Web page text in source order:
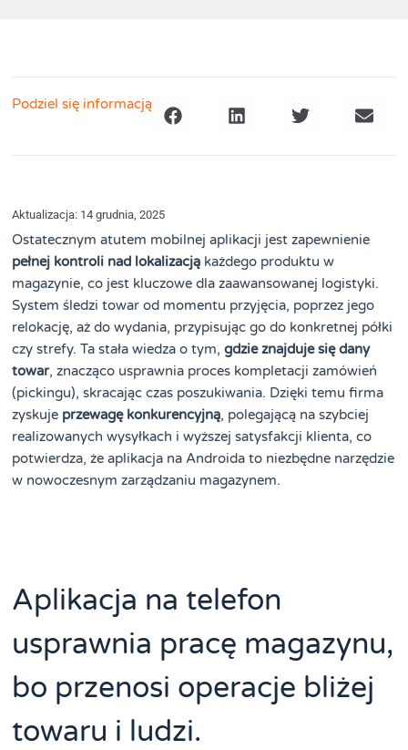
Podziel się informacją
Aktualizacja: 14 grudnia, 2025
Ostatecznym atutem mobilnej aplikacji jest zapewnienie
pełnej kontroli nad lokalizacją każdego produktu w
magazynie, co jest kluczowe dla zaawansowanej logistyki.
System śledzi towar od momentu przyjęcia, poprzez jego
relokację, aż do wydania, przypisując go do konkretnej półki
czy strefy. Ta stała wiedza o tym,gdzie znajduje się dany
towar, znacząco usprawnia proces kompletacji zamówień
(pickingu), skracając czas poszukiwania. Dzięki temu firma
zyskuje przewagę konkurencyjną, polegającą na szybciej
realizowanych wysyłkach i wyższej satysfakcji klienta, co
potwierdza, że aplikacja na Androida to niezbędne narzędzie
w nowoczesnym zarządzaniu magazynem.
Aplikacja na telefon
usprawnia pracę magazynu,
bo przenosi operacje bliżej
towaru i ludzi.